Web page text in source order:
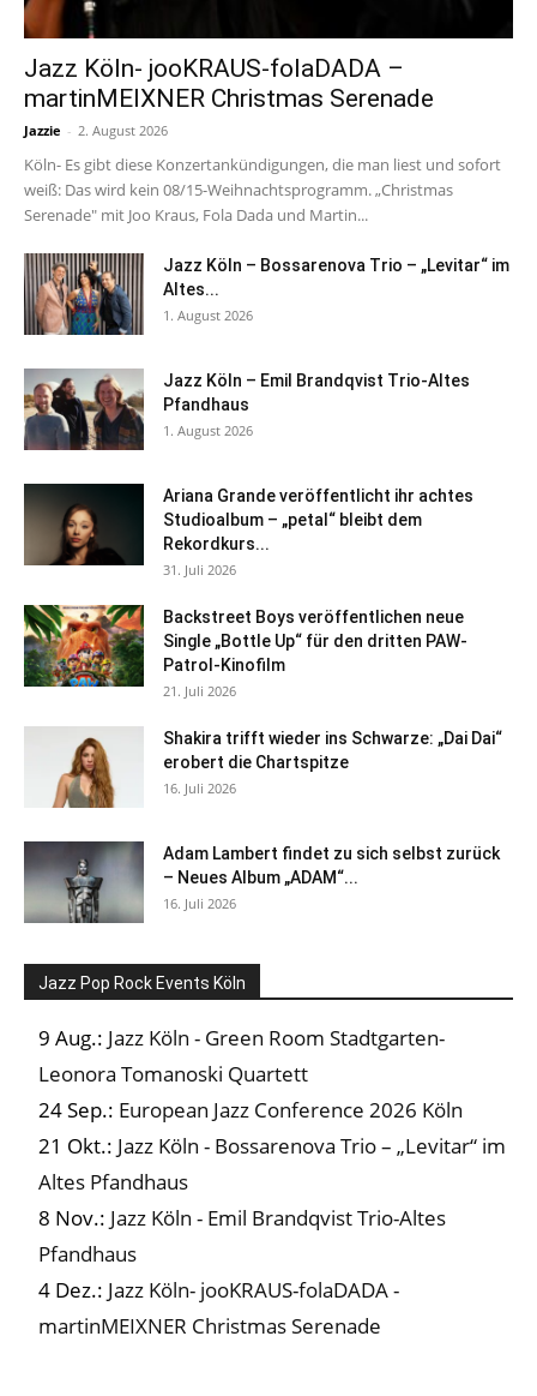
Jazz Köln- jooKRAUS-folaDADA –
martinMEIXNER Christmas Serenade
Jazzie - 2. August 2026
Köln- Es gibt diese Konzertankündigungen, die man liest und sofort
weiß: Das wird kein 08/15-Weihnachtsprogramm. „Christmas
Serenade" mit Joo Kraus, Fola Dada und Martin...
Jazz Köln – Bossarenova Trio – „Levitar“ im
Altes...
1. August 2026
Jazz Köln – Emil Brandqvist Trio-Altes
Pfandhaus
1. August 2026
Ariana Grande veröffentlicht ihr achtes
Studioalbum – „petal“ bleibt dem
Rekordkurs...
31. Juli 2026
Backstreet Boys veröffentlichen neue
Single „Bottle Up“ für den dritten PAW-
Patrol-Kinofilm
21. Juli 2026
Shakira trifft wieder ins Schwarze: „Dai Dai“
erobert die Chartspitze
16. Juli 2026
Adam Lambert findet zu sich selbst zurück
– Neues Album „ADAM“...
16. Juli 2026
Jazz Pop Rock Events Köln
9 Aug.: Jazz Köln - Green Room Stadtgarten-
Leonora Tomanoski Quartett
24 Sep.: European Jazz Conference 2026 Köln
21 Okt.: Jazz Köln - Bossarenova Trio – „Levitar“ im
Altes Pfandhaus
8 Nov.: Jazz Köln - Emil Brandqvist Trio-Altes
Pfandhaus
4 Dez.: Jazz Köln- jooKRAUS-folaDADA -
martinMEIXNER Christmas Serenade